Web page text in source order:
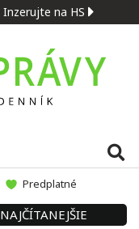
Inzerujte na HS
Predplatné
NAJČÍTANEJŠIE